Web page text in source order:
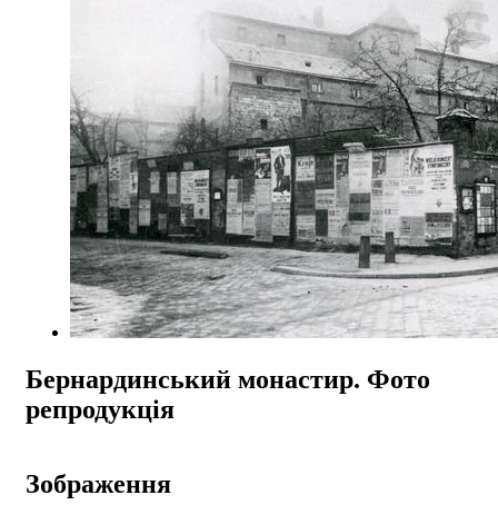
Бернардинський монастир. Фото
репродукція
Зображення